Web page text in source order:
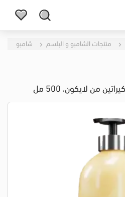
منتجات الشامبو و البلسم شامبو
من لايكون، 500 مل